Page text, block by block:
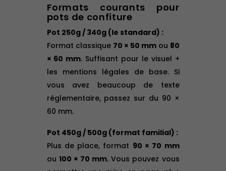
Formats courants pour
pots de confiture
Pot 250g / 340g (le standard) :
Format classique 70 × 50 mmou 80
× 60 mm. Suffisant pour le visuel +
les mentions légales de base. Si
vous avez beaucoup de texte
réglementaire, passez sur du 90 ×
60 mm.
Pot 450g / 500g (format familial) :
Plus de place, format 90 × 70 mm
ou 100 × 70 mm. Vous pouvez vous